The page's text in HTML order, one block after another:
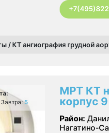
/ КТ ангиография грудной
Завтра:5
МРТ КТ
корпус 9
Район:
Нагатино-